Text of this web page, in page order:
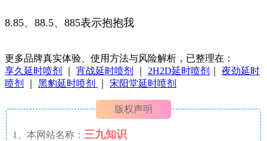
8.85、88.5、885表示抱抱我
更多品牌真实体验、使用方法与风险解析，已整理在：
享久延时喷剂
宵战延时喷剂 2H2D延时喷剂
夜劲延时
喷剂
黑豹延时喷剂 宋阳堂延时喷剂
版权声明
1、本网站名称： 三九知识